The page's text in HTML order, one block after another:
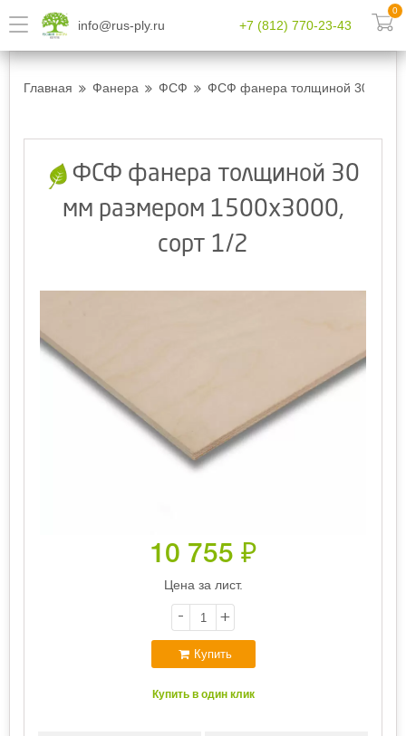
info@rus-ply.ru +7 (812) 770-23-43
0
Главная Фанера ФСФ ФСФ фанера толщиной 30 мм
ФСФ фанера толщиной 30
мм размером 1500х3000,
сорт 1/2
10 755 ₽
Цена за лист.
- +
Купить
Купить в один клик